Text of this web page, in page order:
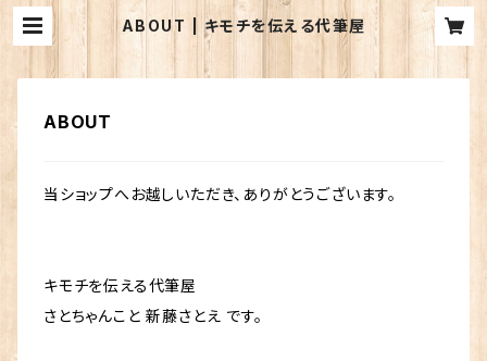
ABOUT | キモチを伝える代筆屋
ABOUT
当ショップへお越しいただき、ありがとうございます。
キモチを伝える代筆屋
さとちゃんこと 新藤さとえ です。